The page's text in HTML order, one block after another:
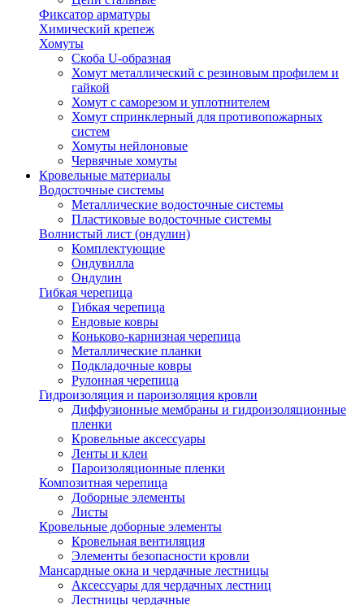
Фиксатор арматуры
Химический крепеж
Хомуты
Скоба U-образная
Хомут металлический с резиновым профилем и
гайкой
Хомут с саморезом и уплотнителем
Хомут спринклерный для противопожарных
систем
Хомуты нейлоновые
Червячные хомуты
Кровельные материалы
Водосточные системы
Металлические водосточные системы
Пластиковые водосточные системы
Волнистый лист (ондулин)
Комплектующие
Ондувилла
Ондулин
Гибкая черепица
Гибкая черепица
Ендовые ковры
Коньково-карнизная черепица
Металлические планки
Подкладочные ковры
Рулонная черепица
Гидроизоляция и пароизоляция кровли
Диффузионные мембраны и гидроизоляционные
пленки
Кровельные аксессуары
Ленты и клеи
Пароизоляционные пленки
Композитная черепица
Доборные элементы
Листы
Кровельные доборные элементы
Кровельная вентиляция
Элементы безопасности кровли
Мансардные окна и чердачные лестницы
Аксессуары для чердачных лестниц
Лестницы чердачные